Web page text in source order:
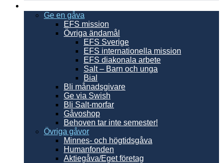
Ge en gåva
EFS mission
Övriga ändamål
EFS Sverige
EFS internationella mission
EFS diakonala arbete
Salt – Barn och unga
Bial
Bli månadsgivare
Ge via Swish
Bli Salt-morfar
Gåvoshop
Behoven tar inte semester!
Övriga gåvor
Minnes- och högtidsgåva
Humanfonden
Aktiegåva/Eget företag